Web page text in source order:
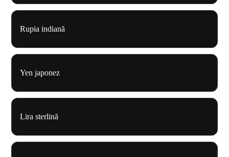
Rupia indiană
Yen japonez
Lira sterlină